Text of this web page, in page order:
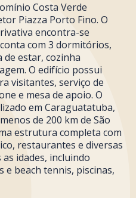
Costa Verde
Piazza Porto Fino. O
encontra-se
com 3 dormitórios,
de estar, cozinha
O edifício possui
visitantes, serviço de
e mesa de apoio. O
em Caraguatatuba,
de 200 km de São
estrutura completa com
restaurantes e diversas
idades, incluindo
e beach tennis, piscinas,